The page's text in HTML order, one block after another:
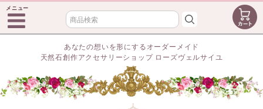
メニュー
あなたの想いを形にするオーダーメイド
天然石創作アクセサリーショップ ローズヴェルサイユ